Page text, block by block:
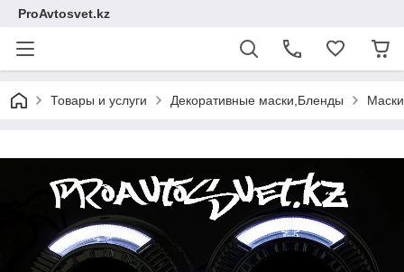
ProAvtosvet.kz
Товары и услуги Декоративные маски,Бленды